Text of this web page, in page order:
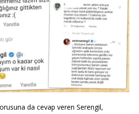
da cevap veren Serengil,